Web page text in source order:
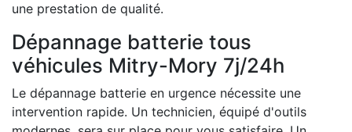
une prestation de qualité.
Dépannage batterie tous
véhicules Mitry-Mory 7j/24h
Le dépannage batterie en urgence nécessite une
intervention rapide. Un technicien, équipé d'outils